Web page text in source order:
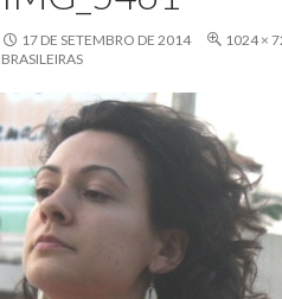
17 DE SETEMBRO DE 2014 1024 ×
BRASILEIRAS